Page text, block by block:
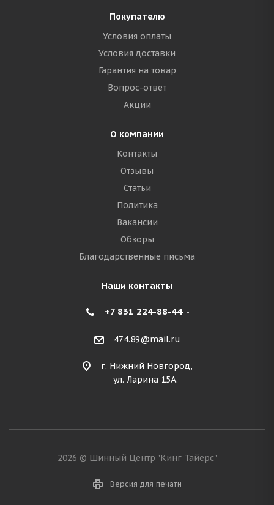
Покупателю
Условия оплаты
Условия доставки
Гарантия на товар
Вопрос-ответ
Акции
О компании
Контакты
Отзывы
Статьи
Политика
Вакансии
Обзоры
Благодарственные письма
Наши контакты
+7 831 224-88-44
474.89@mail.ru
г. Нижний Новгород,
ул. Ларина 15А.
2026 © Шинный Центр "Кинг Тайерс"
Версия для печати